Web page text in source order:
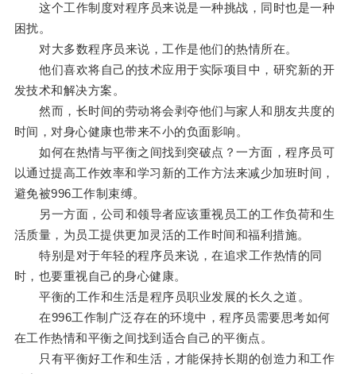
这个工作制度对程序员来说是一种挑战，同时也是一种
困扰。
对大多数程序员来说，工作是他们的热情所在。
他们喜欢将自己的技术应用于实际项目中，研究新的开
发技术和解决方案。
然而，长时间的劳动将会剥夺他们与家人和朋友共度的
时间，对身心健康也带来不小的负面影响。
如何在热情与平衡之间找到突破点？一方面，程序员可
以通过提高工作效率和学习新的工作方法来减少加班时间，
避免被996工作制束缚。
另一方面，公司和领导者应该重视员工的工作负荷和生
活质量，为员工提供更加灵活的工作时间和福利措施。
特别是对于年轻的程序员来说，在追求工作热情的同
时，也要重视自己的身心健康。
平衡的工作和生活是程序员职业发展的长久之道。
在996工作制广泛存在的环境中，程序员需要思考如何
在工作热情和平衡之间找到适合自己的平衡点。
只有平衡好工作和生活，才能保持长期的创造力和工作